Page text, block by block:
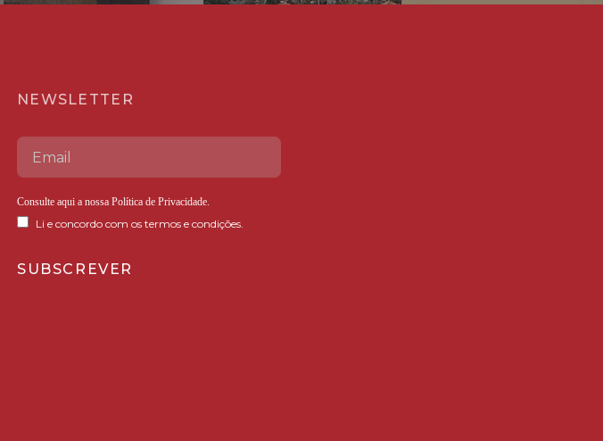
NEWSLETTER
Consulte aqui a nossa Política de Privacidade.
Li e concordo com os termos e condições.